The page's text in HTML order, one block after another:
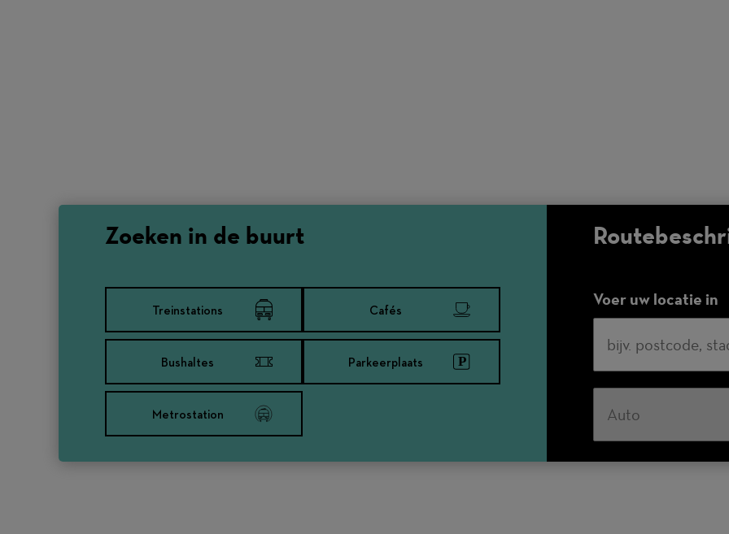
Zoeken in de buurt
Treinstations
Bushaltes
Metrostation
Cafés
Parkeerplaats
Voer uw locatie in